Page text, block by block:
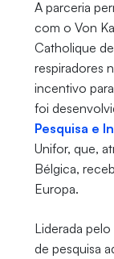
A parceria
com o Von
Catholique
respiradores
incentivo
foi
Pesquisa e
Unifor, que,
Bélgica,
Europa.
Liderada
de pesquisa